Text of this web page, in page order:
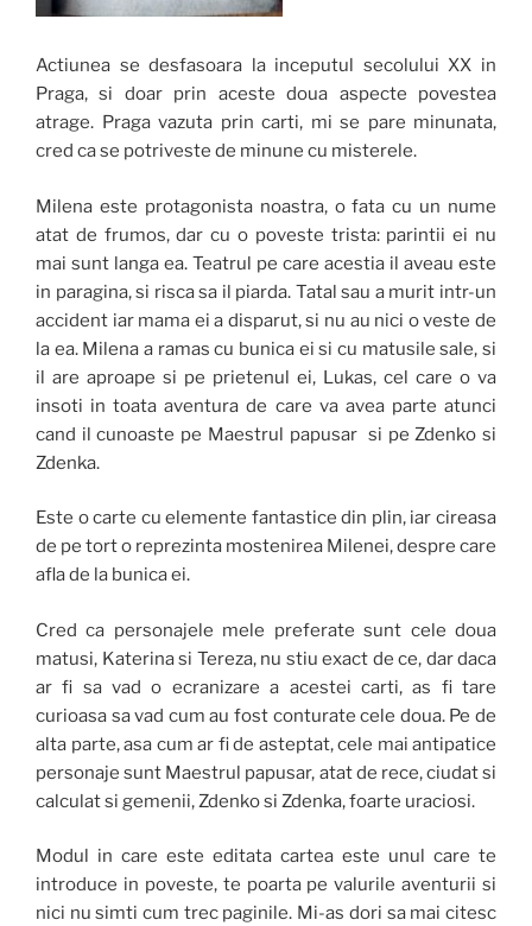
Actiunea se desfasoara la inceputul secolului XX in
Praga, si doar prin aceste doua aspecte povestea
atrage. Praga vazuta prin carti, mi se pare minunata,
cred ca se potriveste de minune cu misterele.
Milena este protagonista noastra, o fata cu un nume
atat de frumos, dar cu o poveste trista: parintii ei nu
mai sunt langa ea. Teatrul pe care acestia il aveau este
in paragina, si risca sa il piarda. Tatal sau a murit intr-un
accident iar mama ei a disparut, si nu au nici o veste de
la ea. Milena a ramas cu bunica ei si cu matusile sale, si
il are aproape si pe prietenul ei, Lukas, cel care o va
insoti in toata aventura de care va avea parte atunci
cand il cunoaste pe Maestrul papusar si pe Zdenko si
Zdenka.
Este o carte cu elemente fantastice din plin, iar cireasa
de pe tort o reprezinta mostenirea Milenei, despre care
afla de la bunica ei.
Cred ca personajele mele preferate sunt cele doua
matusi, Katerina si Tereza, nu stiu exact de ce, dar daca
ar fi sa vad o ecranizare a acestei carti, as fi tare
curioasa sa vad cum au fost conturate cele doua. Pe de
alta parte, asa cum ar fi de asteptat, cele mai antipatice
personaje sunt Maestrul papusar, atat de rece, ciudat si
calculat si gemenii, Zdenko si Zdenka, foarte uraciosi.
Modul in care este editata cartea este unul care te
introduce in poveste, te poarta pe valurile aventurii si
nici nu simti cum trec paginile. Mi-as dori sa mai citesc